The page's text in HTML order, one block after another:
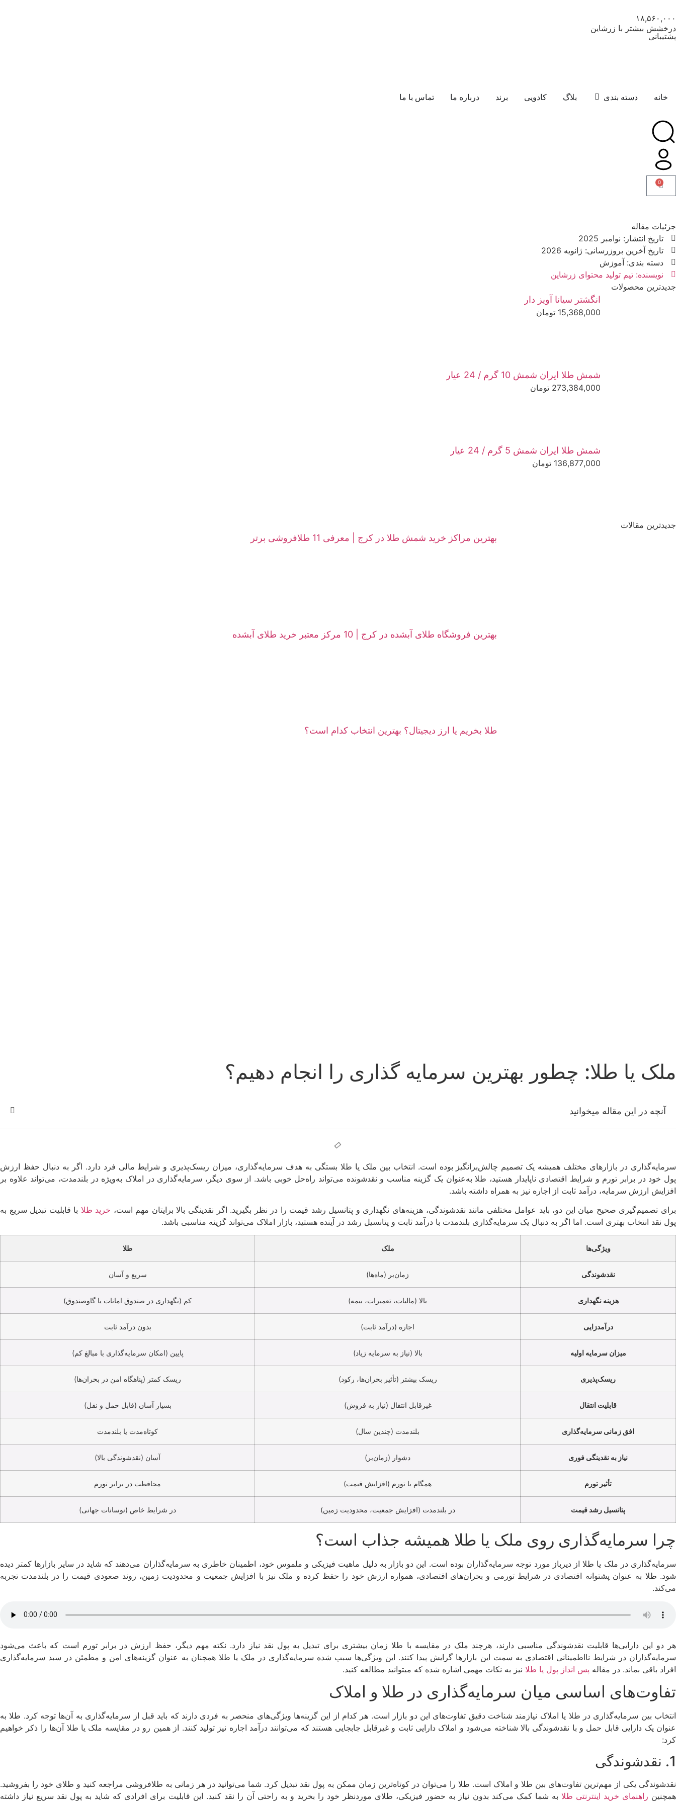
۱۸,۵۶۰,۰۰۰
درخشش بیشتر با زرشاین
پشتیبانی
خانه دسته بندی بلاگ کادویی برند درباره ما تماس با ما
0
جزئیات مقاله
تاریخ انتشار: نوامبر 2025
تاریخ آخرین بروزرسانی: ژانویه 2026
دسته بندی: آموزش
نویسنده: تیم تولید محتوای زرشاین
جدیدترین محصولات
انگشتر سیانا آویز دار
15,368,000 تومان
شمش طلا ایران شمش 10 گرم / 24 عیار
273,384,000 تومان
شمش طلا ایران شمش 5 گرم / 24 عیار
136,877,000 تومان
جدیدترین مقالات
بهترین مراکز خرید شمش طلا در کرج | معرفی 11 طلافروشی برتر
بهترین فروشگاه طلای آبشده در کرج | 10 مرکز معتبر خرید طلای آبشده
طلا بخریم یا ارز دیجیتال؟ بهترین انتخاب کدام است؟
ملک یا طلا: چطور بهترین سرمایه گذاری را انجام دهیم؟
آنچه در این مقاله میخوانید
سرمایه‌گذاری در بازارهای مختلف همیشه یک تصمیم چالش‌برانگیز بوده است. انتخاب بین ملک یا طلا بستگی به هدف سرمایه‌گذاری، میزان ریسک‌پذیری و شرایط مالی فرد دارد. اگر به دنبال حفظ ارزش
پول خود در برابر تورم و شرایط اقتصادی ناپایدار هستید، طلا به‌عنوان یک گزینه مناسب و نقدشونده می‌تواند راه‌حل خوبی باشد. از سوی دیگر، سرمایه‌گذاری در املاک به‌ویژه در بلندمدت، می‌تواند علاوه بر
افزایش ارزش سرمایه، درآمد ثابت از اجاره نیز به همراه داشته باشد.
برای تصمیم‌گیری صحیح میان این دو، باید عوامل مختلفی مانند نقدشوندگی، هزینه‌های نگهداری و پتانسیل رشد قیمت را در نظر بگیرید. اگر نقدینگی بالا برایتان مهم است، خرید طلا با قابلیت تبدیل سریع به
پول نقد انتخاب بهتری است. اما اگر به دنبال یک سرمایه‌گذاری بلندمدت با درآمد ثابت و پتانسیل رشد در آینده هستید، بازار املاک می‌تواند گزینه مناسبی باشد.
ویژگی‌ها ملک طلا
نقدشوندگی زمان‌بر (ماه‌ها) سریع و آسان
هزینه نگهداری بالا (مالیات، تعمیرات، بیمه) کم (نگهداری در صندوق امانات یا گاوصندوق)
درآمدزایی اجاره (درآمد ثابت) بدون درآمد ثابت
میزان سرمایه اولیه بالا (نیاز به سرمایه زیاد) پایین (امکان سرمایه‌گذاری با مبالغ کم)
ریسک‌پذیری ریسک بیشتر (تأثیر بحران‌ها، رکود) ریسک کمتر (پناهگاه امن در بحران‌ها)
قابلیت انتقال غیرقابل انتقال (نیاز به فروش) بسیار آسان (قابل حمل و نقل)
افق زمانی سرمایه‌گذاری بلندمدت (چندین سال) کوتاه‌مدت یا بلندمدت
نیاز به نقدینگی فوری دشوار (زمان‌بر) آسان (نقدشوندگی بالا)
تأثیر تورم همگام با تورم (افزایش قیمت) محافظت در برابر تورم
پتانسیل رشد قیمت در بلندمدت (افزایش جمعیت، محدودیت زمین) در شرایط خاص (نوسانات جهانی)
چرا سرمایه‌گذاری روی ملک یا طلا همیشه جذاب است؟
سرمایه‌گذاری در ملک یا طلا از دیرباز مورد توجه سرمایه‌گذاران بوده است. این دو بازار به دلیل ماهیت فیزیکی و ملموس خود، اطمینان خاطری به سرمایه‌گذاران می‌دهند که شاید در سایر بازارها کمتر دیده
شود. طلا به عنوان پشتوانه اقتصادی در شرایط تورمی و بحران‌های اقتصادی، همواره ارزش خود را حفظ کرده و ملک نیز با افزایش جمعیت و محدودیت زمین، روند صعودی قیمت را در بلندمدت تجربه
می‌کند.
هر دو این دارایی‌ها قابلیت نقدشوندگی مناسبی دارند، هرچند ملک در مقایسه با طلا زمان بیشتری برای تبدیل به پول نقد نیاز دارد. نکته مهم دیگر، حفظ ارزش در برابر تورم است که باعث می‌شود
سرمایه‌گذاران در شرایط نااطمینانی اقتصادی به سمت این بازارها گرایش پیدا کنند. این ویژگی‌ها سبب شده سرمایه‌گذاری در ملک یا طلا همچنان به عنوان گزینه‌های امن و مطمئن در سبد سرمایه‌گذاری
افراد باقی بماند. در مقاله پس انداز پول یا طلا نیز به نکات مهمی اشاره شده که میتوانید مطالعه کنید.
تفاوت‌های اساسی میان سرمایه‌گذاری در طلا و املاک
انتخاب بین سرمایه‌گذاری در طلا یا املاک نیازمند شناخت دقیق تفاوت‌های این دو بازار است. هر کدام از این گزینه‌ها ویژگی‌های منحصر به فردی دارند که باید قبل از سرمایه‌گذاری به آن‌ها توجه کرد. طلا به
عنوان یک دارایی قابل حمل و با نقدشوندگی بالا شناخته می‌شود و املاک دارایی ثابت و غیرقابل جابجایی هستند که می‌توانند درآمد اجاره نیز تولید کنند. از همین رو در مقایسه ملک یا طلا آن‌ها را ذکر خواهیم
کرد:
1. نقدشوندگی
نقدشوندگی یکی از مهم‌ترین تفاوت‌های بین طلا و املاک است. طلا را می‌توان در کوتاه‌ترین زمان ممکن به پول نقد تبدیل کرد. شما می‌توانید در هر زمانی به طلافروشی مراجعه کنید و طلای خود را بفروشید.
همچنین راهنمای خرید اینترنتی طلا به شما کمک می‌کند بدون نیاز به حضور فیزیکی، طلای موردنظر خود را بخرید و به راحتی آن را نقد کنید. این قابلیت برای افرادی که شاید به پول نقد سریع نیاز داشته